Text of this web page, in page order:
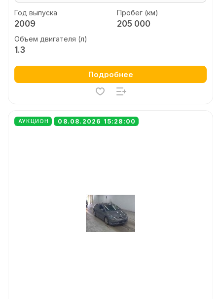
Год выпуска
2009
Пробег (км)
205 000
Объем двигателя (л)
1.3
Подробнее
АУКЦИОН 08.08.2026 15:28:00